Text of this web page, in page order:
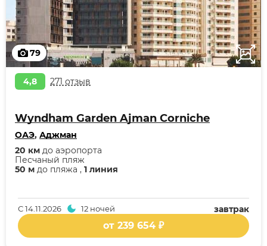
79
4,8 271 отзыв
Wyndham Garden Ajman Corniche
ОАЭ, Аджман
50 м до пляжа , 1 линия
Песчаный пляж
20 км до аэропорта
завтрак
С14.11.2026 12 ночей
от 239 654 ₽